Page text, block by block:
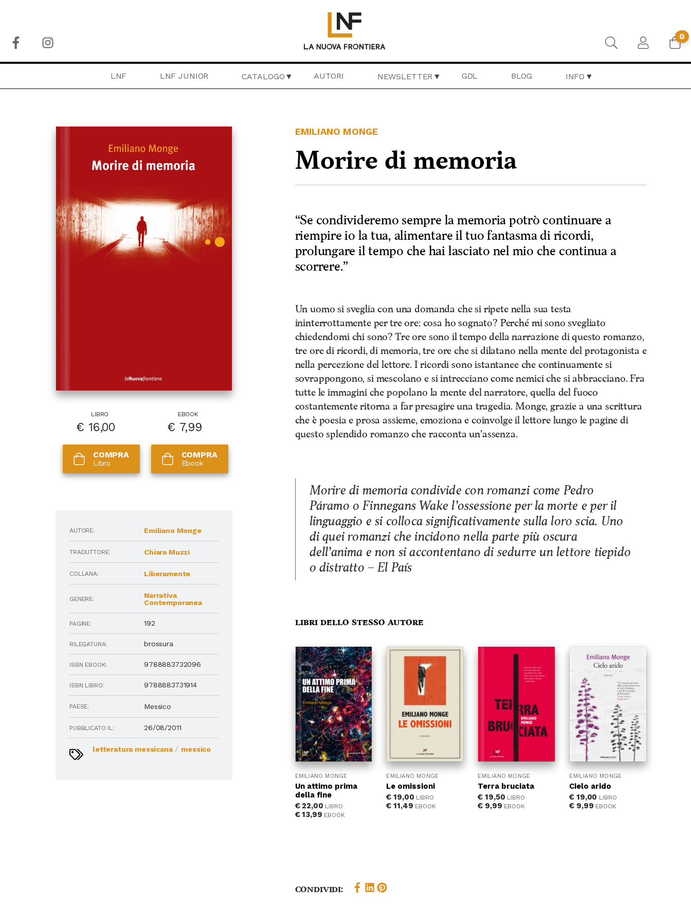
0
LNF LNF JUNIOR CATALOGO AUTORI NEWSLETTER GDL BLOG INFO
LIBRO
€ 16,00
COMPRA
Libro
EBOOK
€ 7,99
COMPRA
Ebook
AUTORE: Emiliano Monge
TRADUTTORE: Chiara Muzzi
COLLANA: Liberamente
GENERE:
Narrativa
Contemporanea
PAGINE: 192
RILEGATURA: brossura
ISBN EBOOK: 9788883732096
ISBN LIBRO: 9788883731914
PAESE: Messico
PUBBLICATO IL: 26/08/2011
letteratura messicana/ messico
EMILIANO MONGE
Morire di memoria
“Se condivideremo sempre la memoria potrò continuare a
riempire io la tua, alimentare il tuo fantasma di ricordi,
prolungare il tempo che hai lasciato nel mio che continua a
scorrere.”
Un uomo si sveglia con una domanda che si ripete nella sua testa
ininterrottamente per tre ore: cosa ho sognato? Perché mi sono svegliato
chiedendomi chi sono? Tre ore sono il tempo della narrazione di questo romanzo,
tre ore di ricordi, di memoria, tre ore che si dilatano nella mente del protagonista e
nella percezione del lettore. I ricordi sono istantanee che continuamente si
sovrappongono, si mescolano e si intrecciano come nemici che si abbracciano. Fra
tutte le immagini che popolano la mente del narratore, quella del fuoco
costantemente ritorna a far presagire una tragedia. Monge, grazie a una scrittura
che è poesia e prosa assieme, emoziona e coinvolge il lettore lungo le pagine di
questo splendido romanzo che racconta un’assenza.
Morire di memoria condivide con romanzi come Pedro
Páramo o Finnegans Wake l’ossessione per la morte e per il
linguaggio e si colloca significativamente sulla loro scia. Uno
di quei romanzi che incidono nella parte più oscura
dell’anima e non si accontentano di sedurre un lettore tiepido
o distratto – El País
Libri dello stesso autore
EMILIANO MONGE
Un attimo prima
della fine
€22,00 LIBRO
€13,99 EBOOK
EMILIANO MONGE
Le omissioni
€ 19,00 LIBRO
€ 11,49 EBOOK
EMILIANO MONGE
Terra bruciata
€ 19,50 LIBRO
€ 9,99 EBOOK
EMILIANO MONGE
Cielo arido
€ 19,00 LIBRO
€ 9,99 EBOOK
Condividi: